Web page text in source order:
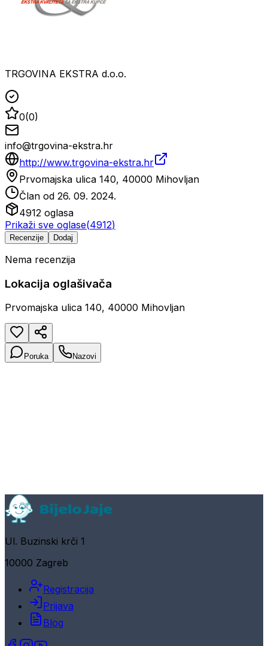
TRGOVINA EKSTRA d.o.o.
0(0)
info@trgovina-ekstra.hr
http://www.trgovina-ekstra.hr
Prvomajska ulica 140, 40000 Mihovljan
Član od 26. 09. 2024.
4912 oglasa
Prikaži sve oglase(4912)
Recenzije Dodaj
Nema recenzija
Lokacija oglašivača
Prvomajska ulica 140, 40000 Mihovljan
Poruka Nazovi
Ul. Buzinski krči 1
10000 Zagreb
Registracija
Prijava
Blog